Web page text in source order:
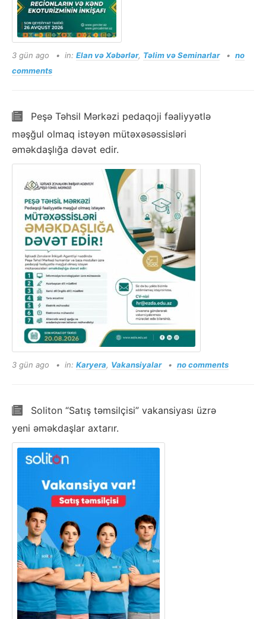
3 gün ago in: Elan və Xəbərlər, Təlim və Seminarlar
no
comments
Peşə Təhsil Mərkəzi pedaqoji fəaliyyətlə
məşğul olmaq istəyən mütəxəsəssisləri
əməkdaşlığa dəvət edir.
3 gün ago in: Karyera, Vakansiyalar no comments
Soliton “Satış təmsilçisi” vakansiyası üzrə
yeni əməkdaşlar axtarır.